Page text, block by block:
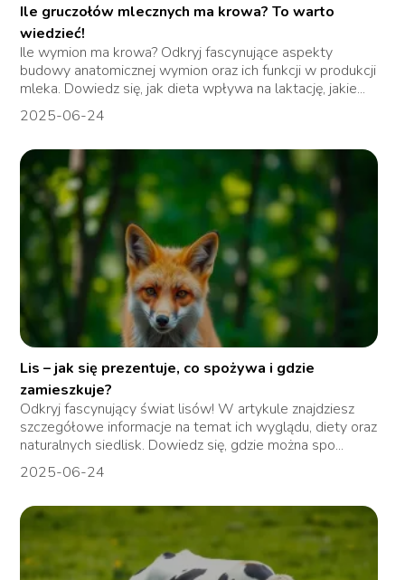
Ile gruczołów mlecznych ma krowa? To warto
wiedzieć!
Ile wymion ma krowa? Odkryj fascynujące aspekty
budowy anatomicznej wymion oraz ich funkcji w produkcji
mleka. Dowiedz się, jak dieta wpływa na laktację, jakie...
2025-06-24
Lis – jak się prezentuje, co spożywa i gdzie
zamieszkuje?
Odkryj fascynujący świat lisów! W artykule znajdziesz
szczegółowe informacje na temat ich wyglądu, diety oraz
naturalnych siedlisk. Dowiedz się, gdzie można spo...
2025-06-24